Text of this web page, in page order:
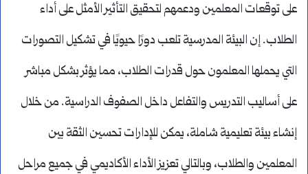
على توقعات المعلمين ودعمهم لتحقيق التأثير الأمثل على أداء
الطلاب. إن البيئة المدرسية تلعب دورًا حيويًا في تشكيل التصورات
التي يحملها المعلمون حول قدرات الطلاب، مما يؤثر بشكل مباشر
على أساليب التدريس والتفاعل داخل الصفوف الدراسية. من خلال
إنشاء بيئة تعليمية شاملة، يمكن للإدارات تحسين الثقة بين
المعلمين والطلاب، وبالتالي تعزيز الأداء الأكاديمي في جميع مراحل